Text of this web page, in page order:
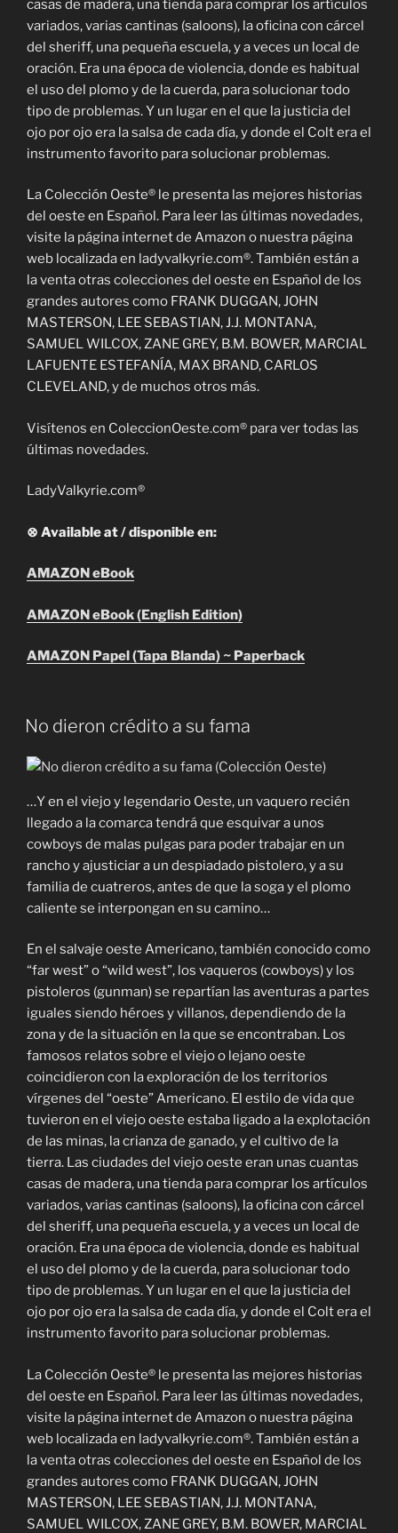
casas de madera, una tienda para comprar los artículos
variados, varias cantinas (saloons), la oficina con cárcel
del sheriff, una pequeña escuela, y a veces un local de
oración. Era una época de violencia, donde es habitual
el uso del plomo y de la cuerda, para solucionar todo
tipo de problemas. Y un lugar en el que la justicia del
ojo por ojo era la salsa de cada día, y donde el Colt era el
instrumento favorito para solucionar problemas.
La Colección Oeste® le presenta las mejores historias
del oeste en Español. Para leer las últimas novedades,
visite la página internet de Amazon o nuestra página
web localizada en ladyvalkyrie.com®. También están a
la venta otras colecciones del oeste en Español de los
grandes autores como FRANK DUGGAN, JOHN
MASTERSON, LEE SEBASTIAN, J.J. MONTANA,
SAMUEL WILCOX, ZANE GREY, B.M. BOWER, MARCIAL
LAFUENTE ESTEFANÍA, MAX BRAND, CARLOS
CLEVELAND, y de muchos otros más.
Visítenos en ColeccionOeste.com® para ver todas las
últimas novedades.
LadyValkyrie.com®
⊗ Available at / disponible en:
AMAZON eBook
AMAZON eBook (English Edition)
AMAZON Papel (Tapa Blanda) ~ Paperback
No dieron crédito a su fama
…Y en el viejo y legendario Oeste, un vaquero recién
llegado a la comarca tendrá que esquivar a unos
cowboys de malas pulgas para poder trabajar en un
rancho y ajusticiar a un despiadado pistolero, y a su
familia de cuatreros, antes de que la soga y el plomo
caliente se interpongan en su camino…
En el salvaje oeste Americano, también conocido como
“far west” o “wild west”, los vaqueros (cowboys) y los
pistoleros (gunman) se repartían las aventuras a partes
iguales siendo héroes y villanos, dependiendo de la
zona y de la situación en la que se encontraban. Los
famosos relatos sobre el viejo o lejano oeste
coincidieron con la exploración de los territorios
vírgenes del “oeste” Americano. El estilo de vida que
tuvieron en el viejo oeste estaba ligado a la explotación
de las minas, la crianza de ganado, y el cultivo de la
tierra. Las ciudades del viejo oeste eran unas cuantas
casas de madera, una tienda para comprar los artículos
variados, varias cantinas (saloons), la oficina con cárcel
del sheriff, una pequeña escuela, y a veces un local de
oración. Era una época de violencia, donde es habitual
el uso del plomo y de la cuerda, para solucionar todo
tipo de problemas. Y un lugar en el que la justicia del
ojo por ojo era la salsa de cada día, y donde el Colt era el
instrumento favorito para solucionar problemas.
La Colección Oeste® le presenta las mejores historias
del oeste en Español. Para leer las últimas novedades,
visite la página internet de Amazon o nuestra página
web localizada en ladyvalkyrie.com®. También están a
la venta otras colecciones del oeste en Español de los
grandes autores como FRANK DUGGAN, JOHN
MASTERSON, LEE SEBASTIAN, J.J. MONTANA,
SAMUEL WILCOX, ZANE GREY, B.M. BOWER, MARCIAL